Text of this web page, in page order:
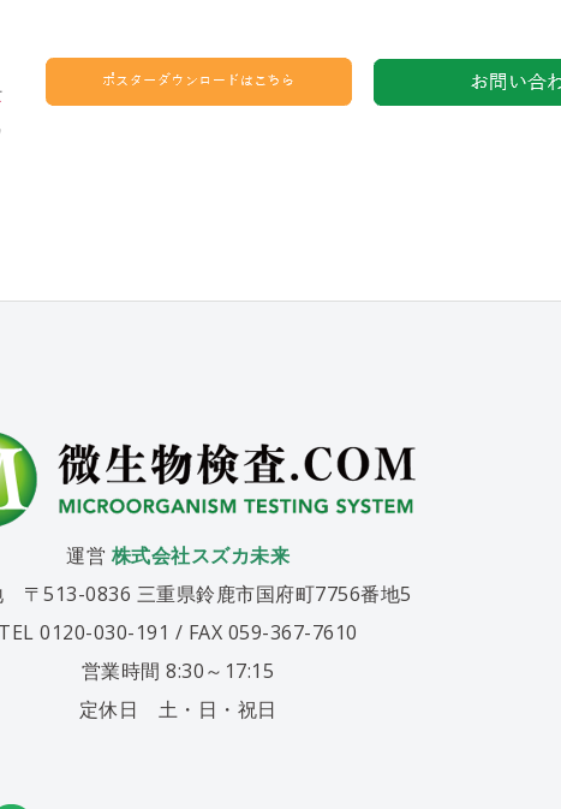
運営 株式会社スズカ未来
〒513-0836 三重県鈴鹿市国府町7756番地5
TEL 0120-030-191 / FAX 059-367-7610
営業時間 8:30～17:15
定休日 土・日・祝日